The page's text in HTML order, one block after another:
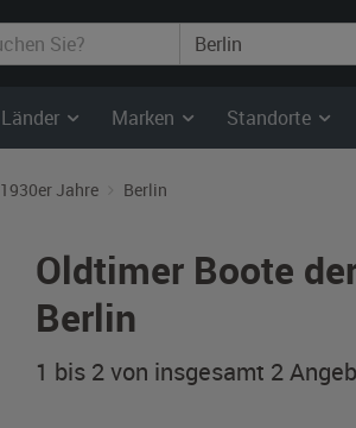
Länder Marken Standorte
1930er Jahre Berlin
Oldtimer Boote
Berlin
1 bis 2 von insgesamt 2